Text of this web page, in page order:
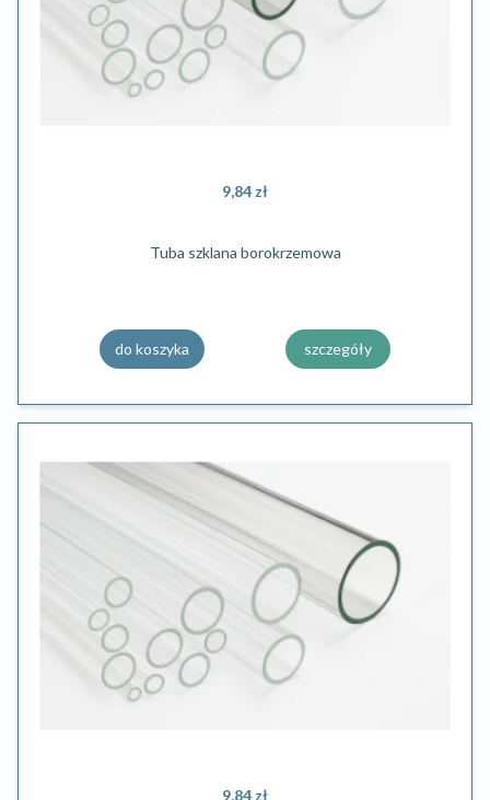
9,84 zł
Tuba szklana borokrzemowa
do koszyka szczegóły
9,84 zł